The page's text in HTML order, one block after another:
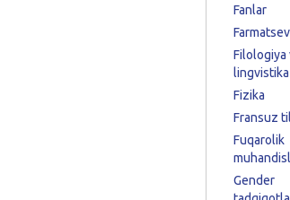
Fanlar
Filologiya
lingvistika
Fizika
Fransuz
Fuqarolik
Gender